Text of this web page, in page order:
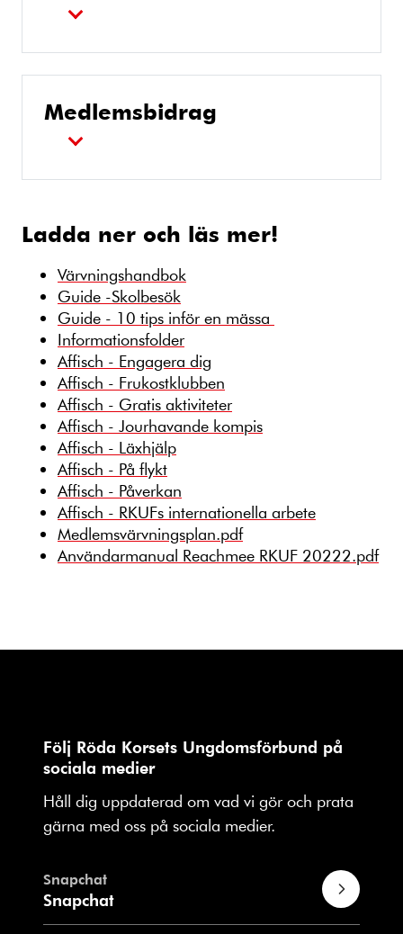
Medlemsbidrag
Ladda ner och läs mer!
Värvningshandbok
Guide -Skolbesök
Guide - 10 tips inför en mässa
Informationsfolder
Affisch - Engagera dig
Affisch - Frukostklubben
Affisch - Gratis aktiviteter
Affisch - Jourhavande kompis
Affisch - Läxhjälp
Affisch - På flykt
Affisch - Påverkan
Affisch - RKUFs internationella arbete
Medlemsvärvningsplan.pdf
Användarmanual Reachmee RKUF 20222.pdf
Följ Röda Korsets Ungdomsförbund på
sociala medier
Håll dig uppdaterad om vad vi gör och prata
gärna med oss på sociala medier.
Snapchat
Snapchat